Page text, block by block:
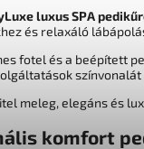
luxus SPA
és relaxáló
fotel és a beépített
meleg, elegáns és
komfort